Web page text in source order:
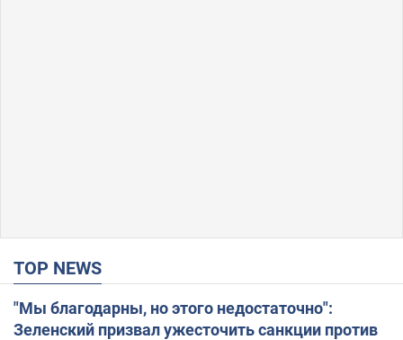
TOP NEWS
"Мы благодарны, но этого недостаточно":
Зеленский призвал ужесточить санкции против